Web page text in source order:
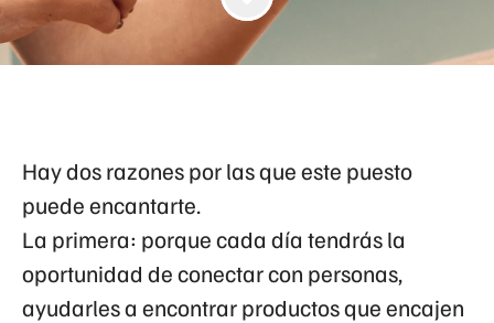
Hay dos razones por las que este puesto
puede encantarte.
La primera: porque cada día tendrás la
oportunidad de conectar con personas,
ayudarles a encontrar productos que encajen